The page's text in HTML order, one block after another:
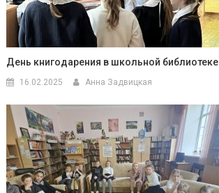
День книгодарения в школьной библиотеке
16.02.2025 Анна Задвицкая